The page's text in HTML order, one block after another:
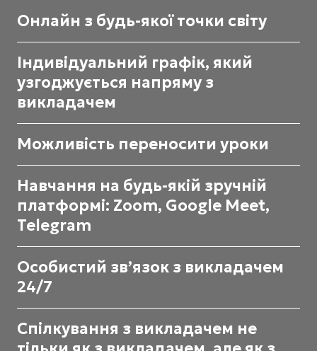
Онлайн з будь-якої точки світу
Індивідуальний графік, який
узгоджується напряму з
викладачем
Можливість переносити уроки
Навчання на будь-якій зручній
платформі: Zoom, Google Meet,
Telegram
Особистий звʼязок з викладачем
24/7
Спілкування з викладачем не